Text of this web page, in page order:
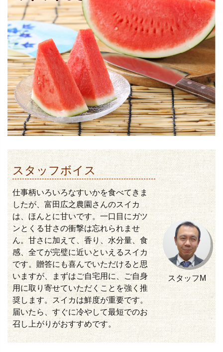
スタッフボイス
仕事柄いろいろなすいかを食べてきま
したが、富田広之農園さんのスイカ
は、ほんとに甘いです。一口目にガツ
ンとくる甘さの衝撃は忘れられませ
ん。甘さに加えて、香り、水分量、食
感、全てが完璧に近いといえるスイカ
です。贈答にも喜んでいただけると思
いますが、まずはご自宅用に、ご自身
用に取り寄せていただくことを強く推
奨します。スイカは鮮度が重要です。
届いたら、すぐに冷やして最短でのお
召し上がりがおすすめです。
スタッフM